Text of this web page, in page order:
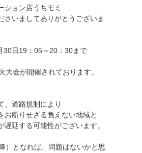
ション店うちモミ
さいましてありがとうございま
30日19：05～20：30まで
大会が開催されております。
、道路規制により
お断りせざる負えない地域と
遅延する可能性がございます。
）となれば、問題はないかと思